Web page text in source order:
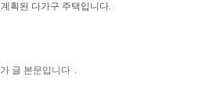
획된 다가구 주택입니다.
글 본문입니다 .